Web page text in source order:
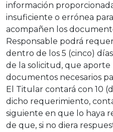
información
insuficiente o errónea
acompañen los
Responsable podrá
dentro de los 5 (cinco)
de la solicitud, que aporte
documentos necesarios
El Titular contará con 10
dicho requerimiento,
siguiente en que lo haya
de que, si no diera